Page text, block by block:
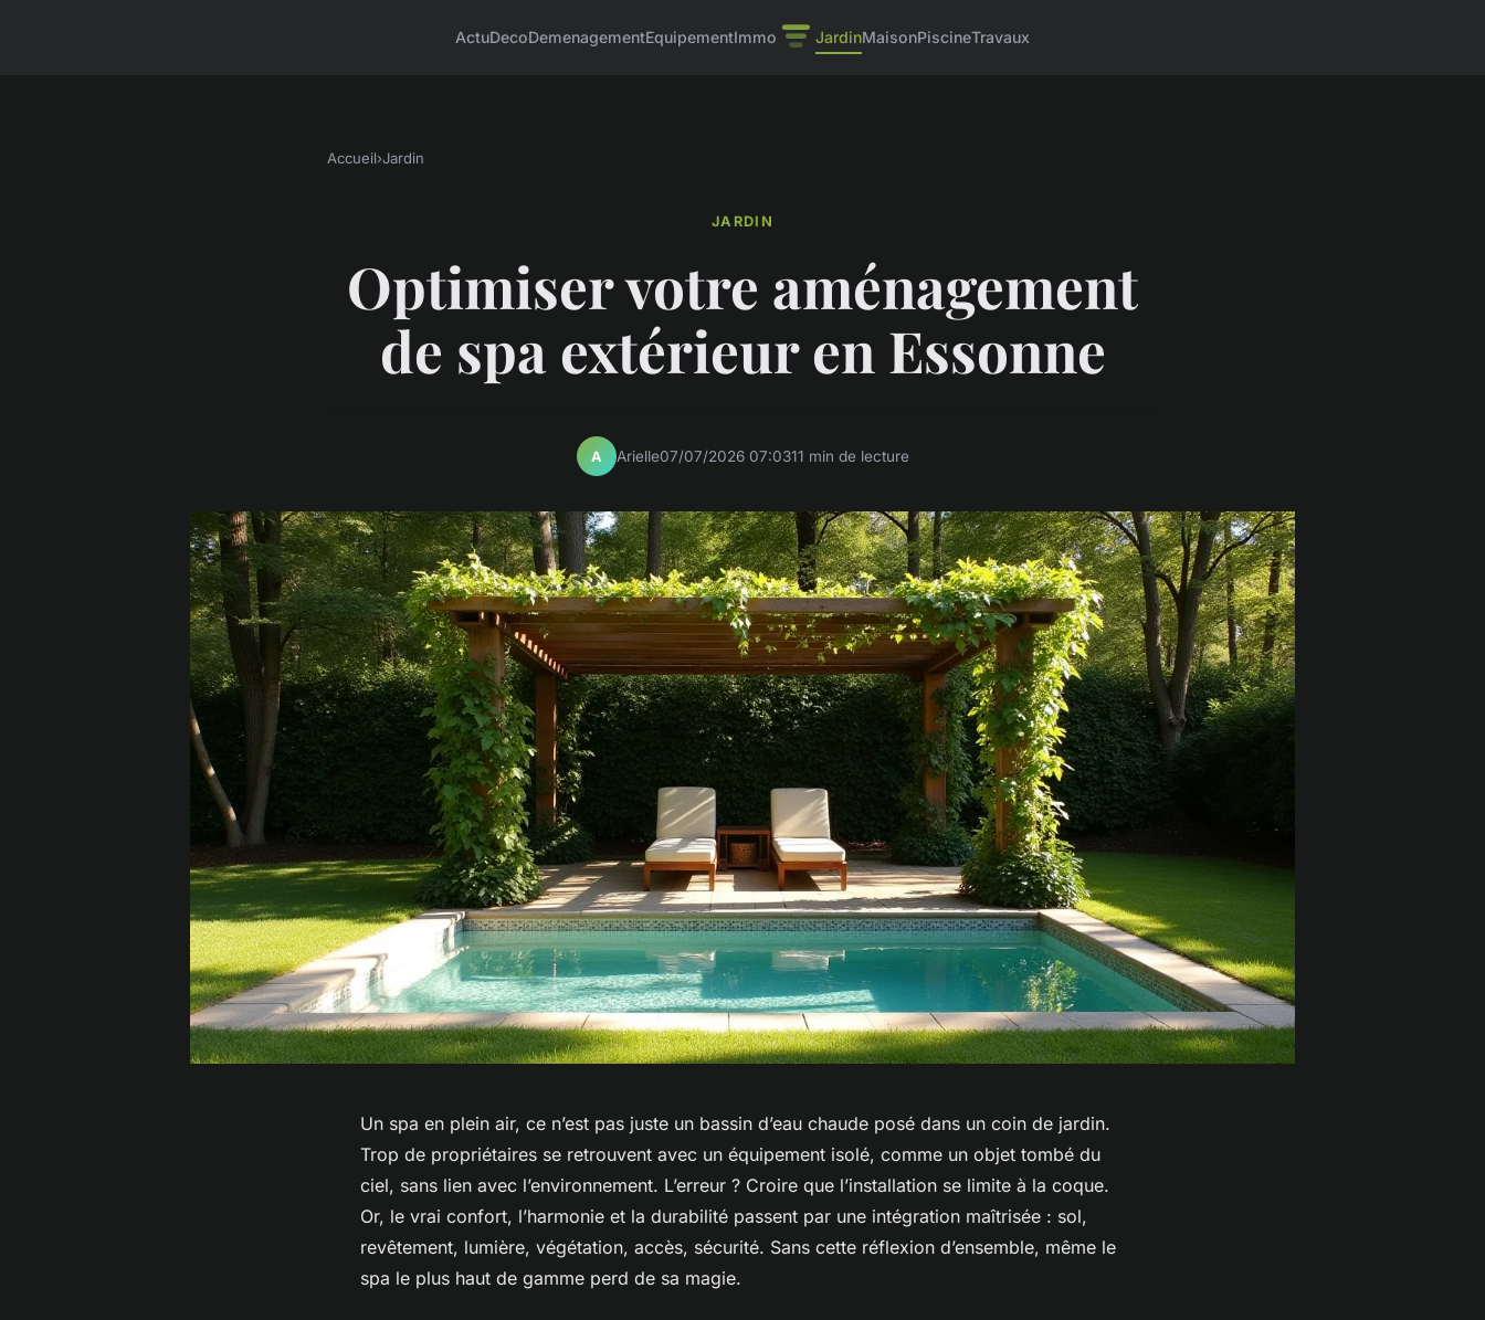
ActuDecoDemenagementEquipementImmo JardinMaisonPiscineTravaux
Accueil›Jardin
JARDIN
Optimiser votre aménagement
de spa extérieur en Essonne
A Arielle07/07/2026 07:0311 min de lecture
Un spa en plein air, ce n’est pas juste un bassin d’eau chaude posé dans un coin de jardin.
Trop de propriétaires se retrouvent avec un équipement isolé, comme un objet tombé du
ciel, sans lien avec l’environnement. L’erreur ? Croire que l’installation se limite à la coque.
Or, le vrai confort, l’harmonie et la durabilité passent par une intégration maîtrisée : sol,
revêtement, lumière, végétation, accès, sécurité. Sans cette réflexion d’ensemble, même le
spa le plus haut de gamme perd de sa magie.